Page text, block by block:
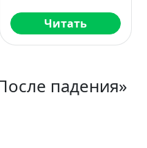
Читать
падения»